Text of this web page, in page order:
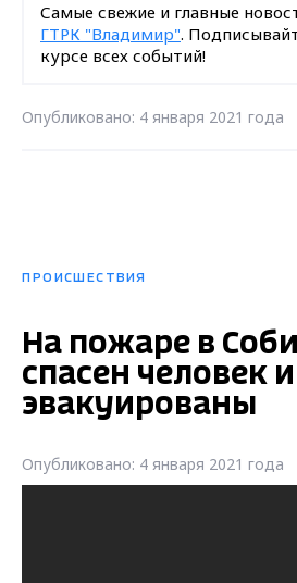
Самые свежие и главные
ГТРК "Владимир".
курсе всех событий!
Опубликовано: 4 января 2021 года
ПРОИСШЕСТВИЯ
На пожаре в
спасен человек
эвакуированы
Опубликовано: 4 января 2021 года